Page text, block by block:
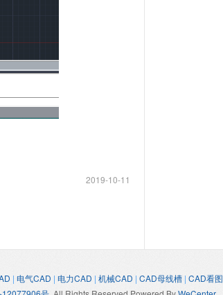
2019-10-11
| 电气CAD | 电力CAD | 机械CAD | CAD母线槽 | CAD看图